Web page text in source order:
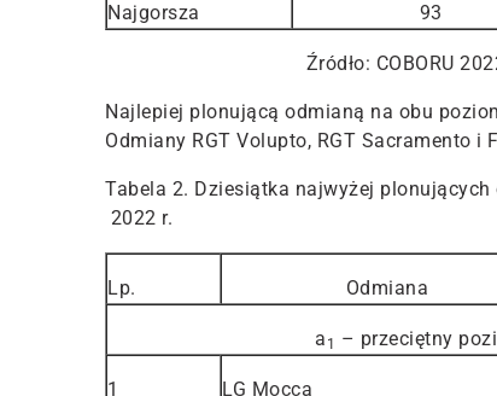
Najgorsza 93
Źródło: COBORU
Najlepiej plonującą odmianą na obu
Odmiany RGT Volupto, RGT Sacramento i
Tabela 2. Dziesiątka najwyżej
2022 r.
Lp. Odmiana
a 1 – przeciętny
1 LG Mocca